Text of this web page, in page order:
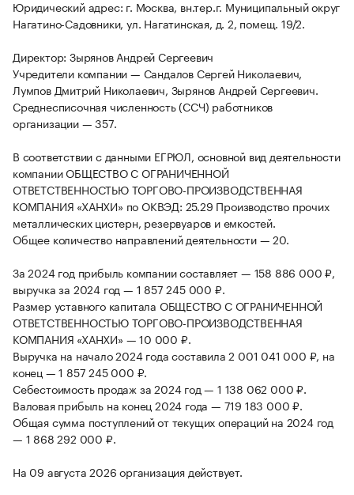
Юридический адрес: г. Москва, вн.тер.г. Муниципальный округ
Нагатино-Садовники, ул. Нагатинская, д. 2, помещ. 19/2.
Директор: Зырянов Андрей Сергеевич
Учредители компании — Сандалов Сергей Николаевич,
Лумпов Дмитрий Николаевич, Зырянов Андрей Сергеевич.
Среднесписочная численность (ССЧ) работников
организации — 357.
В соответствии с данными ЕГРЮЛ, основной вид деятельности
компании ОБЩЕСТВО С ОГРАНИЧЕННОЙ
ОТВЕТСТВЕННОСТЬЮ ТОРГОВО-ПРОИЗВОДСТВЕННАЯ
КОМПАНИЯ «ХАНХИ» по ОКВЭД: 25.29 Производство прочих
металлических цистерн, резервуаров и емкостей.
Общее количество направлений деятельности — 20.
За 2024 год прибыль компании составляет — 158 886 000 ₽,
выручка за 2024 год — 1 857 245 000 ₽.
Размер уставного капитала ОБЩЕСТВО С ОГРАНИЧЕННОЙ
ОТВЕТСТВЕННОСТЬЮ ТОРГОВО-ПРОИЗВОДСТВЕННАЯ
КОМПАНИЯ «ХАНХИ» — 10 000 ₽.
Выручка на начало 2024 года составила 2 001 041 000 ₽, на
конец — 1 857 245 000 ₽.
Себестоимость продаж за 2024 год — 1 138 062 000 ₽.
Валовая прибыль на конец 2024 года — 719 183 000 ₽.
Общая сумма поступлений от текущих операций на 2024 год
— 1 868 292 000 ₽.
На 09 августа 2026 организация действует.